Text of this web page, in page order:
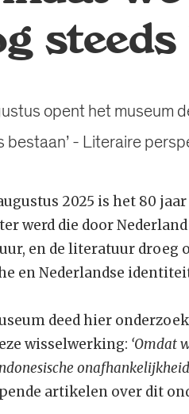
steeds
opent het museum
bestaan’ - Literaire
2025 is het 80
werd die door
en de literatuur droeg
en Nederlandse
deed hier
wisselwerking: ‘Omdat
onafhankelijkheid
artikelen over dit